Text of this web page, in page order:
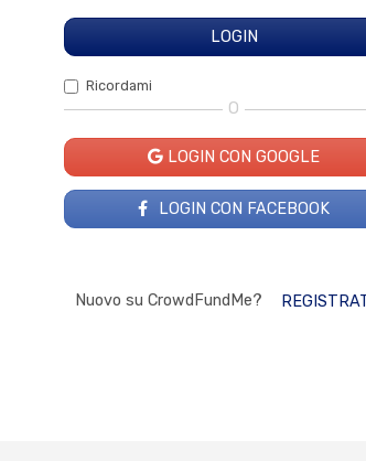
Ricordami
O
LOGIN CON GOOGLE
LOGIN CON FACEBOOK
Nuovo su CrowdFundMe?